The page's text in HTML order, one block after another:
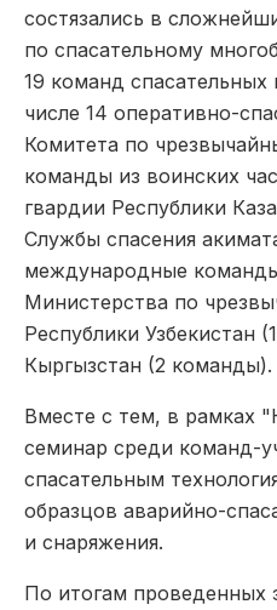
состязались в
по спасательному
19 команд
числе 14 оперативно-
Комитета по
команды из воинских
гвардии Республики
Службы спасения
международные
Министерства по
Республики Узбекистан
Кыргызстан (2 команды).
Вместе с тем, в рамках
семинар среди команд-
спасательным
образцов аварийно-
и снаряжения.
По итогам проведенных